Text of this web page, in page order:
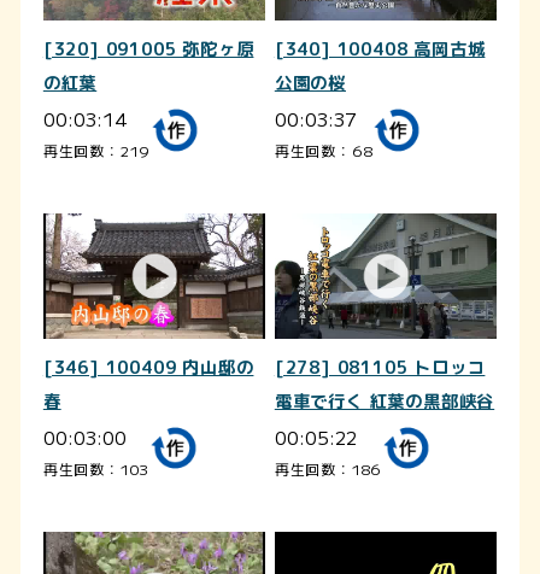
[320] 091005 弥陀ヶ原
の紅葉
00:03:14
再生回数：219
[340] 100408 高岡古城
公園の桜
00:03:37
再生回数：68
[346] 100409 内山邸の
春
00:03:00
再生回数：103
[278] 081105 トロッコ
電車で行く 紅葉の黒部峡谷
00:05:22
再生回数：186